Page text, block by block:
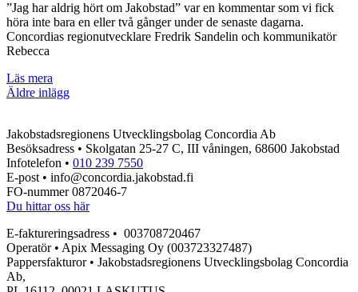
”Jag har aldrig hört om Jakobstad” var en kommentar som vi fick
höra inte bara en eller två gånger under de senaste dagarna.
Concordias regionutvecklare Fredrik Sandelin och kommunikatör
Rebecca
Läs mera
har
om
Jakobstad”
–
Reflektioner
från
PLACExNordic
Uppsala
Inläggsnavigering
Äldre inlägg
Jakobstadsregionens Utvecklingsbolag Concordia Ab
Besöksadress • Skolgatan 25-27 C, III våningen, 68600 Jakobstad
Infotelefon • 010 239 7550
E-post • info@concordia.jakobstad.fi
FO-nummer 0872046-7
Du hittar oss här
E-faktureringsadress • 003708720467
Operatör • Apix Messaging Oy (003723327487)
Pappersfakturor • Jakobstadsregionens Utvecklingsbolag Concordia
Ab,